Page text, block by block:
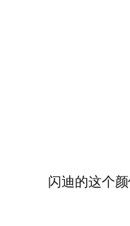
闪迪的这个